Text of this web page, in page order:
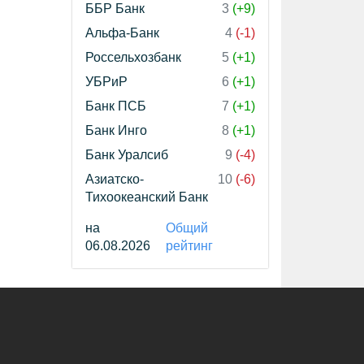
ББР Банк 3 (+9)
Альфа-Банк
4 (-1)
Россельхозбанк
5 (+1)
УБРиР
6 (+1)
Банк ПСБ
7 (+1)
Банк Инго
8 (+1)
Банк Уралсиб
9 (-4)
Азиатско-
Тихоокеанский Банк
10 (-6)
на
06.08.2026
Общий
рейтинг